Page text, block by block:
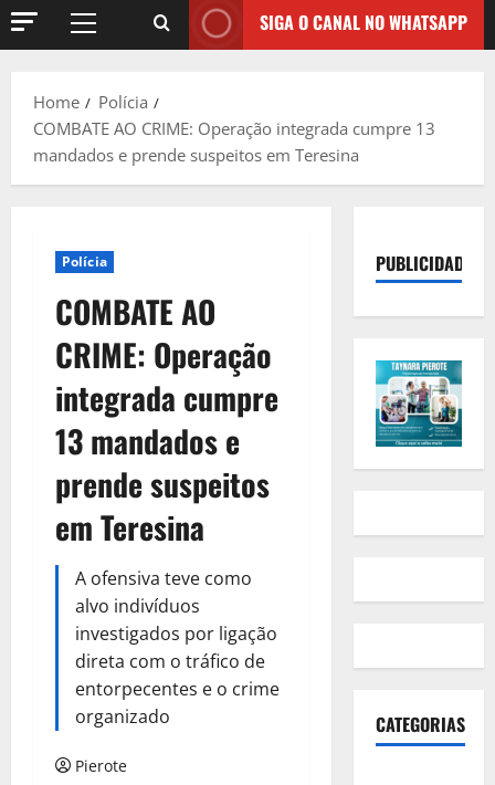
Primary
SIGA O CANAL NO WHATSAPP
Home
Polícia
COMBATE AO CRIME: Operação integrada cumpre 13
mandados e prende suspeitos em Teresina
Polícia
COMBATE AO
CRIME: Operação
integrada cumpre
13 mandados e
prende suspeitos
em Teresina
A ofensiva teve como
alvo indivíduos
investigados por ligação
direta com o tráfico de
entorpecentes e o crime
organizado
Pierote
PUBLICIDADE
CATEGORIAS